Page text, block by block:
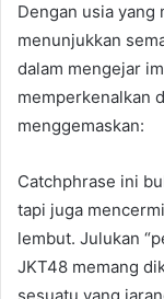
Dengan usia yang
menunjukkan
dalam mengejar
memperkenalkan
menggemaskan:
Catchphrase ini
tapi juga
lembut. Julukan
JKT48 memang